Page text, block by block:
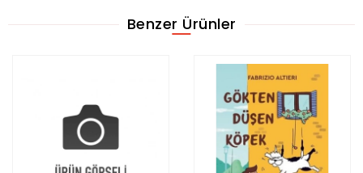
Benzer Ürünler